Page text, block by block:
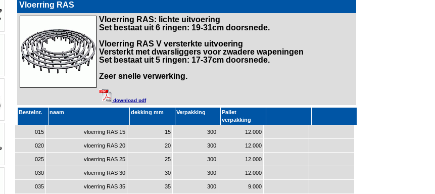
Vloerring RAS
Vloerring RAS: lichte uitvoering
Set bestaat uit 6 ringen: 19-31cm doorsnede.
Vloerring RAS V versterkte uitvoering
Versterkt met dwarsliggers voor zwadere wapeningen
Set bestaat uit 5 ringen: 17-37cm doorsnede.
Zeer snelle verwerking.
download pdf
Bestelnr. naam dekking mm Verpakking
Pallet
verpakking
015
vloerring RAS 15 15 300 12.000
020 vloerring RAS 20 20 300 12.000
025 vloerring RAS 25 25 300 12.000
030 vloerring RAS 30 30 300 12.000
035 vloerring RAS 35 35 300 9.000